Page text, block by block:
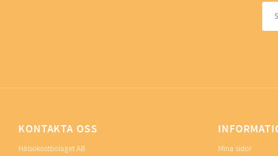
KONTAKTA OSS
Hälsokostbolaget AB
Mina sidor